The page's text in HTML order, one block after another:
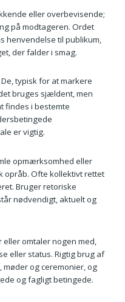
eller overbevisende;
på modtageren. Ordet
henvendelse til publikum,
der falder i smag.
typisk for at markere
bruges sjældent, men
findes i bestemte
er vigtig.
opmærksomhed eller
opråb. Ofte kollektivt rettet
Bruger retoriske
nødvendigt, aktuelt og
eller omtaler nogen med,
eller status. Rigtig brug af
og ceremonier, og
og fagligt betingede.